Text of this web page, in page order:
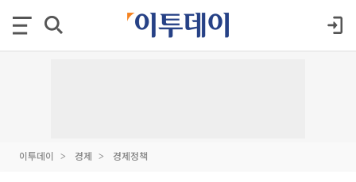
이투데이 경제 경제정책